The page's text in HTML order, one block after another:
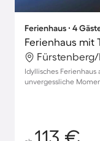
Ferienhaus ∙ 4
Ferienhaus mit
Idyllisches Ferienhaus
unvergessliche